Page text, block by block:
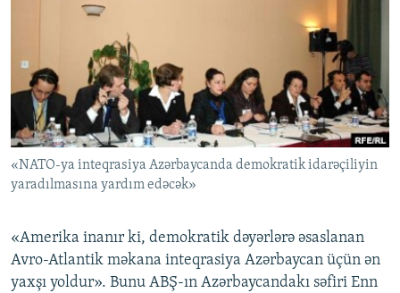
FOTOQALEREYA
İNFOQRAFIKA
KARIKATURA
RADIO ARXIV
AZƏRBAYCAN ƏDƏBIYYATI KITABXANASI
İSLAM VƏ DEMOKRATIYA
İZ - MƏDƏNIYYƏT PROQRAMI
HAQQIMIZDA
MISSIYAMIZ
PEŞƏ ETIKASI VƏ JURNALISTIKA STANDARTLARIMIZ
MATERIALLARIMIZDAN ISTIFADƏ
AZADLIQRADIOSU MOBIL TELEFONUNUZDA
XƏBƏR BÜLLETENLƏRIMIZ
BIZI IZLƏ
RFE/RL-in bütün saytları
«NATO-ya inteqrasiya Azərbaycanda demokratik idarəçiliyin
yaradılmasına yardım edəcək»
«Amerika inanır ki, demokratik dəyərlərə əsaslanan
Avro-Atlantik məkana inteqrasiya Azərbaycan üçün ən
yaxşı yoldur». Bunu ABŞ-ın Azərbaycandakı səfiri Enn